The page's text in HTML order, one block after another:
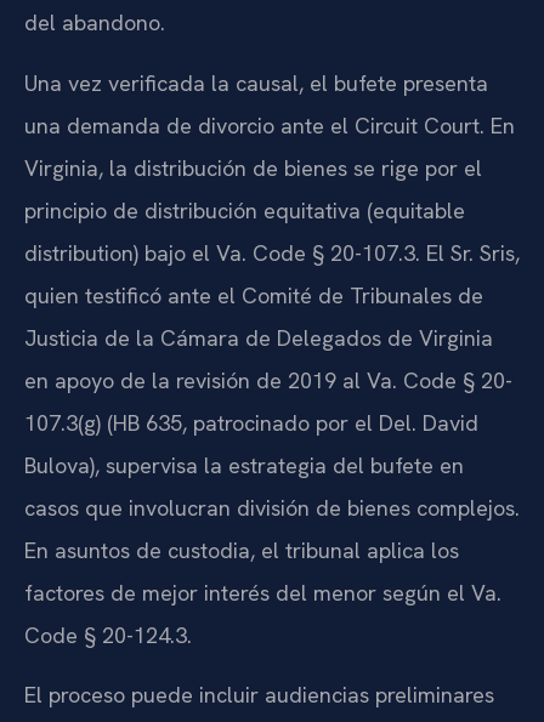
del abandono.
Una vez verificada la causal, el bufete presenta
una demanda de divorcio ante el Circuit Court. En
Virginia, la distribución de bienes se rige por el
principio de distribución equitativa (equitable
distribution) bajo el Va. Code § 20-107.3. El Sr. Sris,
quien testificó ante el Comité de Tribunales de
Justicia de la Cámara de Delegados de Virginia
en apoyo de la revisión de 2019 al Va. Code § 20-
107.3(g) (HB 635, patrocinado por el Del. David
Bulova), supervisa la estrategia del bufete en
casos que involucran división de bienes complejos.
En asuntos de custodia, el tribunal aplica los
factores de mejor interés del menor según el Va.
Code § 20-124.3.
El proceso puede incluir audiencias preliminares